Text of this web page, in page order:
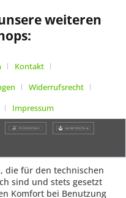
weiteren
Kontakt
Widerrufsrecht
Impressum
die für den technischen
sind und stets gesetzt
Komfort bei Benutzung